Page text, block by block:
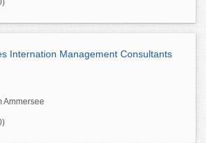
Internation Management Consultants
Ammersee